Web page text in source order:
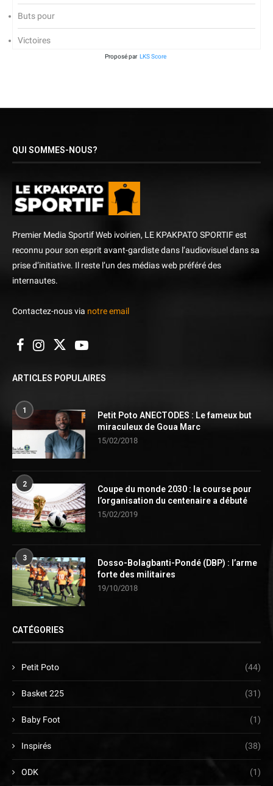
Buts pour
Victoires
Proposé par LKS Score
QUI SOMMES-NOUS?
Premier Media Sportif Web ivoirien, LE KPAKPATO SPORTIF est
reconnu pour son esprit avant-gardiste dans l’audiovisuel dans sa
prise d’initiative. Il reste l’un des médias web préféré des
internautes.
Contactez-nous via notre email
ARTICLES POPULAIRES
1
Petit Poto ANECTODES : Le fameux but
miraculeux de Goua Marc
15/02/2018
2
Coupe du monde 2030 : la course pour
l’organisation du centenaire a débuté
15/02/2019
3
Dosso-Bolagbanti-Pondé (DBP) : l’arme
forte des militaires
19/10/2018
CATÉGORIES
Petit Poto (44)
Basket 225 (31)
Baby Foot (1)
Inspirés (38)
ODK (1)